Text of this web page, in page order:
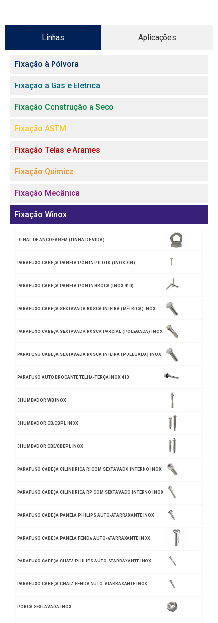
Linhas Aplicações
Fixação à Pólvora
Fixação a Gás e Elétrica
Fixação Construção a Seco
Fixação ASTM
Fixação Telas e Arames
Fixação Química
Fixação Mecânica
Fixação Winox
OLHAL DE ANCORAGEM (LINHA DE VIDA)
PARAFUSO CABEÇA PANELA PONTA PILOTO (INOX 304)
PARAFUSO CABEÇA PANELA PONTA BROCA (INOX 410)
PARAFUSO CABEÇA SEXTAVADA ROSCA INTEIRA (MÉTRICA) INOX
PARAFUSO CABEÇA SEXTAVADA ROSCA PARCIAL (POLEGADA) INOX
PARAFUSO CABEÇA SEXTAVADA ROSCA INTEIRA (POLEGADA) INOX
PARAFUSO AUTO BROCANTE TELHA-TERÇA INOX 410
CHUMBADOR WB INOX
CHUMBADOR CB/CBPL INOX
CHUMBADOR CBE/CBEPL INOX
PARAFUSO CABEÇA CILÍNDRICA RI COM SEXTAVADO INTERNO INOX
PARAFUSO CABEÇA CILÍNDRICA RP COM SEXTAVADO INTERNO INOX
PARAFUSO CABEÇA PANELA PHILIPS AUTO-ATARRAXANTE INOX
PARAFUSO CABEÇA PANELA FENDA AUTO-ATARRAXANTE INOX
PARAFUSO CABEÇA CHATA PHILIPS AUTO-ATARRAXANTE INOX
PARAFUSO CABEÇA CHATA FENDA AUTO-ATARRAXANTE INOX
PORCA SEXTAVADA INOX